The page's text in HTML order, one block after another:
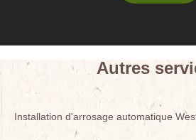
Autres
Installation d'arrosage automatique